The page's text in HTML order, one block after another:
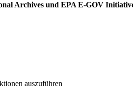
Archives und EPA E-GOV
auszuführen